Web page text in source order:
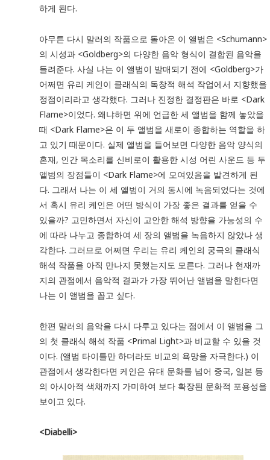
하게 된다.
아무튼 다시 말러의 작품으로 돌아온 이 앨범은 <Schumann>
의 시성과 <Goldberg>의 다양한 음악 형식이 결합된 음악을
들려준다. 사실 나는 이 앨범이 발매되기 전에 <Goldberg>가
어쩌면 유리 케인이 클래식의 독창적 해석 작업에서 지향했을
정점이리라고 생각했다. 그러나 진정한 결정판은 바로 <Dark
Flame>이었다. 왜냐하면 위에 언급한 세 앨범을 함께 놓았을
때 <Dark Flame>은 이 두 앨범을 새로이 종합하는 역할을 하
고 있기 때문이다. 실제 앨범을 들어보면 다양한 음악 양식의
혼재, 인간 목소리를 신비로이 활용한 시성 어린 사운드 등 두
앨범의 장점들이 <Dark Flame>에 모여있음을 발견하게 된
다. 그래서 나는 이 세 앨범이 거의 동시에 녹음되었다는 것에
서 혹시 유리 케인은 어떤 방식이 가장 좋은 결과를 얻을 수
있을까? 고민하면서 자신이 고안한 해석 방향을 가능성의 수
에 따라 나누고 종합하여 세 장의 앨범을 녹음하지 않았나 생
각한다. 그러므로 어쩌면 우리는 유리 케인의 궁극의 클래식
해석 작품을 아직 만나지 못했는지도 모른다. 그러나 현재까
지의 관점에서 음악적 결과가 가장 뛰어난 앨범을 말한다면
나는 이 앨범을 꼽고 싶다.
한편 말러의 음악을 다시 다루고 있다는 점에서 이 앨범을 그
의 첫 클래식 해석 작품 <Primal Light>과 비교할 수 있을 것
이다. (앨범 타이틀만 하더라도 비교의 욕망을 자극한다.) 이
관점에서 생각한다면 케인은 유대 문화를 넘어 중국, 일본 등
의 아시아적 색채까지 가미하여 보다 확장된 문화적 포용성을
보이고 있다.
<Diabelli>